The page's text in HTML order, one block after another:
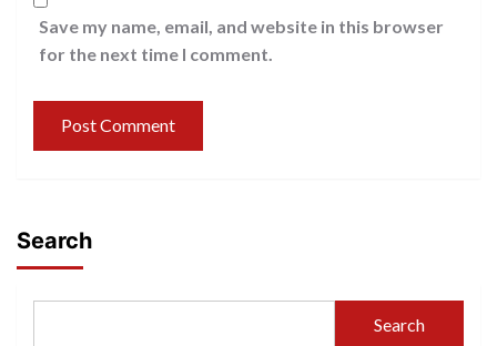
Save my name, email, and website in this browser
for the next time I comment.
Search
Search